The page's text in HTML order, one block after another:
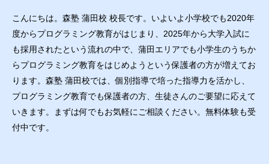
こんにちは。森塾 蒲田校 校長です。いよいよ小学校でも2020年
度からプログラミング教育がはじまり、2025年から大学入試に
も採用されたという流れの中で、蒲田エリアでも小学生のうちか
らプログラミング教育をはじめようという保護者の方が増えてお
ります。森塾 蒲田校では、個別指導で培った指導力を活かし、
プログラミング教育でも保護者の方、生徒さんのご要望に応えて
いきます。まずは何でもお気軽にご相談ください。無料体験も受
付中です。